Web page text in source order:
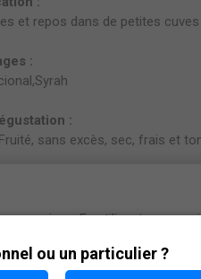
et repos dans de petites cuves
:
:
sans excès, sec, frais et
égaye et rehausse le goût
services. En utilisant nos
ou un particulier ?